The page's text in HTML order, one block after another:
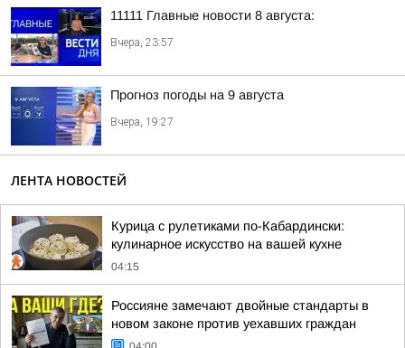
11111 Главные новости 8 августа:
Вчера, 23:57
Прогноз погоды на 9 августа
Вчера, 19:27
ЛЕНТА НОВОСТЕЙ
Курица с рулетиками по-Кабардински:
кулинарное искусство на вашей кухне
04:15
Россияне замечают двойные стандарты в
новом законе против уехавших граждан